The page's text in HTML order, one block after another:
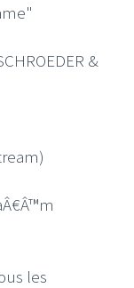
&
les